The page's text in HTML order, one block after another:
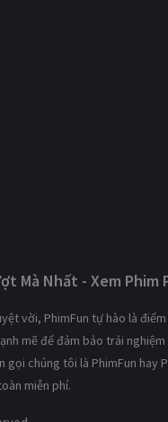
Mà Nhất - Xem Phim
vời, PhimFun tự hào là
mẽ để đảm bảo trải
chúng tôi là PhimFun hay
miễn phí.